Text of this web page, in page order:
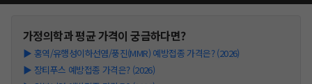
가정의학과평균 가격이 궁금하다면?
▶ 홍역/유행성이하선염/풍진(MMR) 예방접종 가격은? (2026)
▶ 장티푸스 예방접종 가격은? (2026)